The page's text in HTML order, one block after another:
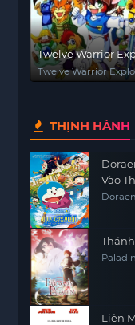
Twelve Warrior
Eto Rangers
Twelve Warrior
THỊNH HÀNH
Vào
Liên